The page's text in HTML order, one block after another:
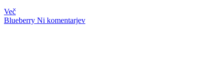
Več
Blueberry Ni komentarjev